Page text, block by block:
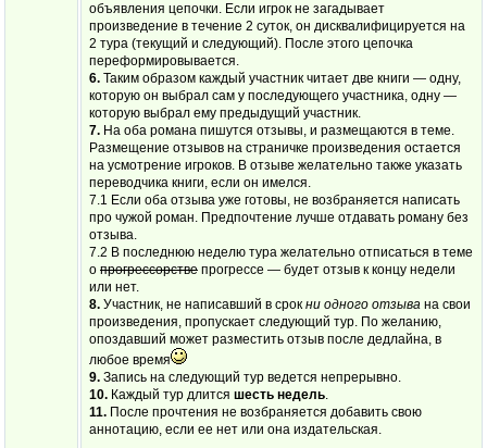
объявления цепочки. Если игрок не загадывает
произведение в течение 2 суток, он дисквалифицируется на
2 тура (текущий и следующий). После этого цепочка
переформировывается.
6. Таким образом каждый участник читает две книги — одну,
которую он выбрал сам у последующего участника, одну —
которую выбрал ему предыдущий участник.
7. На оба романа пишутся отзывы, и размещаются в теме.
Размещение отзывов на страничке произведения остается
на усмотрение игроков. В отзыве желательно также указать
переводчика книги, если он имелся.
7.1 Если оба отзыва уже готовы, не возбраняется написать
про чужой роман. Предпочтение лучше отдавать роману без
отзыва.
7.2 В последнюю неделю тура желательно отписаться в теме
о прогрессорстве прогрессе — будет отзыв к концу недели
или нет.
8. Участник, не написавший в срок ни одного отзыва на свои
произведения, пропускает следующий тур. По желанию,
опоздавший может разместить отзыв после дедлайна, в
любое время
9. Запись на следующий тур ведется непрерывно.
10. Каждый тур длится шесть недель.
11. После прочтения не возбраняется добавить свою
аннотацию, если ее нет или она издательская.